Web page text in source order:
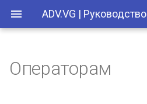
ADV.VG | Руководство
Незарегистрированным
Операторам